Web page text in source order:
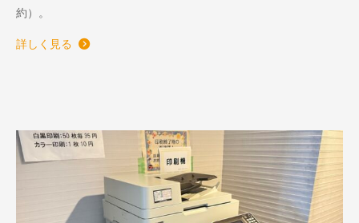
約）。
詳しく見る